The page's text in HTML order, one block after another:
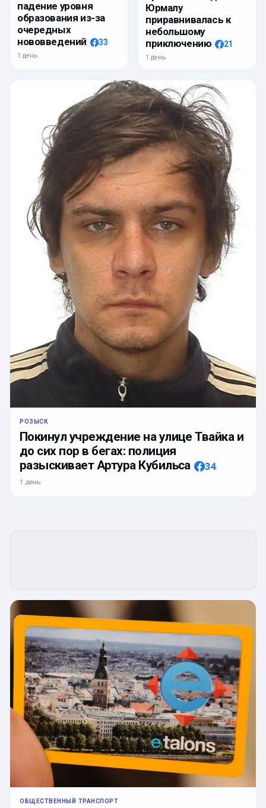
падение уровня
образования из-за
очередных
нововведений
33
1 день
Юрмалу
приравнивалась к
небольшому
приключению
21
1 день
РОЗЫСК
Покинул учреждение на улице Твайка и
до сих пор в бегах: полиция
разыскивает Артура Кубильса
34
1 день
ОБЩЕСТВЕННЫЙ ТРАНСПОРТ